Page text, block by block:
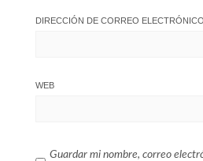
DIRECCIÓN DE CORREO ELECTRÓNICO
WEB
Guardar mi nombre, correo